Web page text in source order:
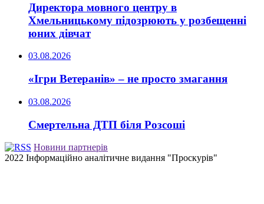
Директора мовного центру в
Хмельницькому підозрюють у розбещенні
юних дівчат
03.08.2026
«Ігри Ветеранів» – не просто змагання
03.08.2026
Смертельна ДТП біля Розсоші
Новини партнерів
2022 Інформаційно аналітичне видання "Проскурів"